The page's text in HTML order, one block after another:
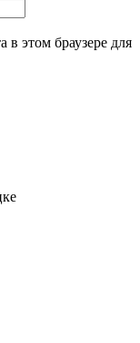
в этом браузере для